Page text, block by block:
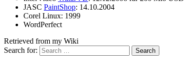
JASC PaintShop: 14.10.2004
Corel Linux: 1999
WordPerfect
Retrieved from my Wiki
Search for: